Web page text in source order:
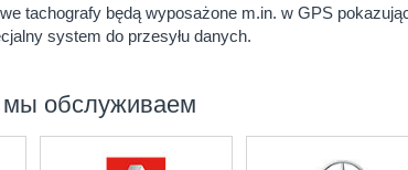
tachografy będą wyposażone m.in. w GPS
system do przesyłu danych.
обслуживаем